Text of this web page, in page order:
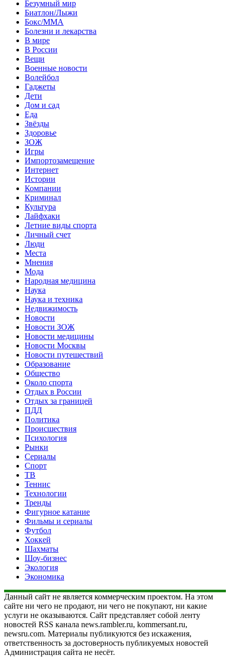
Безумный мир
Биатлон/Лыжи
Бокс/MMA
Болезни и лекарства
В мире
В России
Вещи
Военные новости
Волейбол
Гаджеты
Дети
Дом и сад
Еда
Звёзды
Здоровье
ЗОЖ
Игры
Импортозамещение
Интернет
Истории
Компании
Криминал
Культура
Лайфхаки
Летние виды спорта
Личный счет
Люди
Места
Мнения
Мода
Народная медицина
Наука
Наука и техника
Недвижимость
Новости
Новости ЗОЖ
Новости медицины
Новости Москвы
Новости путешествий
Образование
Общество
Около спорта
Отдых в России
Отдых за границей
ПДД
Политика
Происшествия
Психология
Рынки
Сериалы
Спорт
ТВ
Теннис
Технологии
Тренды
Фигурное катание
Фильмы и сериалы
Футбол
Хоккей
Шахматы
Шоу-бизнес
Экология
Экономика
Данный сайт не является коммерческим проектом. На этом
сайте ни чего не продают, ни чего не покупают, ни какие
услуги не оказываются. Сайт представляет собой ленту
новостей RSS канала news.rambler.ru, kommersant.ru,
newsru.com. Материалы публикуются без искажения,
ответственность за достоверность публикуемых новостей
Администрация сайта не несёт.